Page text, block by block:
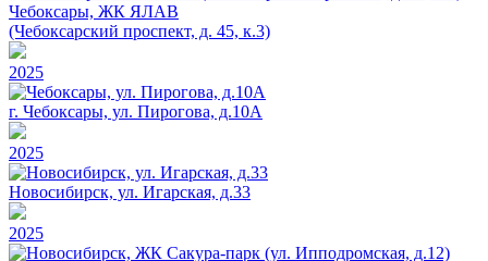
Чебоксары, ЖК ЯЛАВ
(Чебоксарский проспект, д. 45, к.3)
2025
г. Чебоксары, ул. Пирогова, д.10А
2025
Новосибирск, ул. Игарская, д.33
2025